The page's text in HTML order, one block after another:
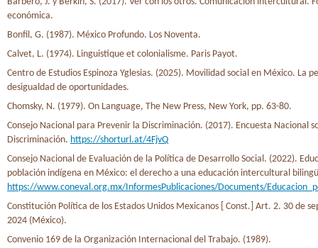
económica.
Bonfil, G. (1987). México Profundo. Los Noventa.
Calvet, L. (1974). Linguistique et colonialisme. Paris Payot.
Centro de Estudios Espinoza Yglesias. (2025). Movilidad social en México. La
desigualdad de oportunidades.
Chomsky, N. (1979). On Language, The New Press, New York, pp. 63-80.
Consejo Nacional para Prevenir la Discriminación. (2017). Encuesta Nacional
Discriminación. https://shorturl.at/4FjvQ
Consejo Nacional de Evaluación de la Política de Desarrollo Social. (2022).
población indígena en México: el derecho a una educación intercultural
https://www.coneval.org.mx/InformesPublicaciones/Documents/
Constitución Política de los Estados Unidos Mexicanos [ Const.] Art. 2. 30 de
2024 (México).
Convenio 169 de la Organización Internacional del Trabajo. (1989).